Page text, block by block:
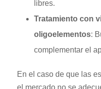
libres.
Tratamiento con
oligoelementos:
complementar el
En el caso de que las
el mercado no se